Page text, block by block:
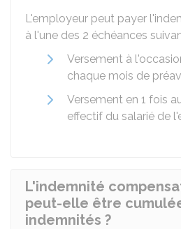
L'employeur peut payer
à l'une des 2 échéances
Versement à
chaque mois de
Versement en 1 fois
effectif du salarié de
L'indemnité
peut-elle être
indemnités ?